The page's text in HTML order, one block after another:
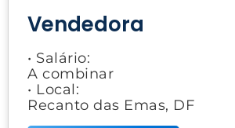
Vendedora
• Salário:
A combinar
• Local:
Recanto das Emas, DF